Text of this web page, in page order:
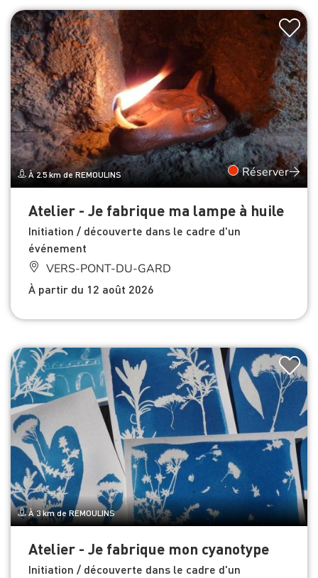
À 2.5 km de REMOULINS Réserver
Atelier - Je fabrique ma lampe à huile
Initiation / découverte dans le cadre d'un
événement
VERS-PONT-DU-GARD
À partir du 12 août 2026
À 3 km de REMOULINS
Atelier - Je fabrique mon cyanotype
Initiation / découverte dans le cadre d'un